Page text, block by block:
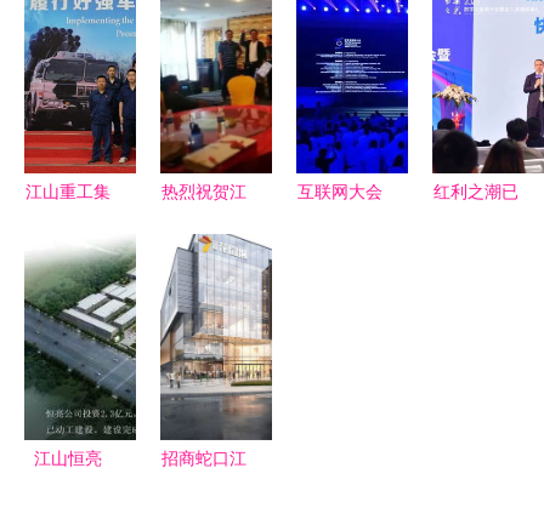
国陶瓷产业
总部基地15
年变奏曲
扬礼赞伟大
祖国——江
山市供电公
司团委成功
举办“红歌
唱比赛
下匠心筑造
的木艺典范
业
江山重工集
宣传月活动
正式启动
热烈祝贺江
2018唐山
地区养殖峰
会圆满成功
互联网大会
红利之潮已
江山恒亮
招商蛇口江